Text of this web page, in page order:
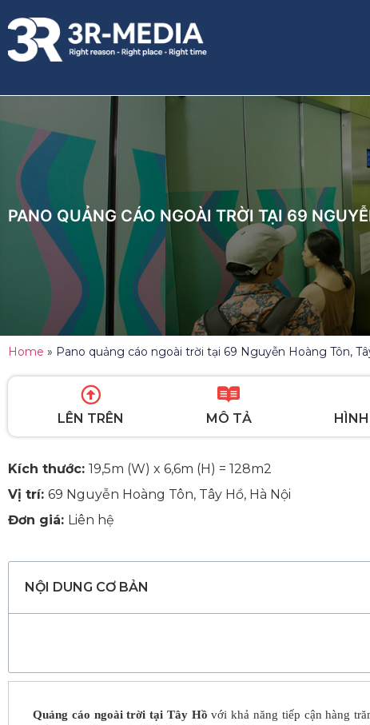
PANO QUẢNG CÁO NGOÀI TRỜI TẠI 69
Home » Pano quảng cáo ngoài trời tại 69 Nguyễn Hoàng Tôn,
LÊN TRÊN MÔ TẢ
Kích thước: 19,5m (W) x 6,6m (H) = 128m2
Vị trí: 69 Nguyễn Hoàng Tôn, Tây Hồ, Hà Nội
Đơn giá: Liên hệ
NỘI DUNG CƠ BẢN
Quảng cáo ngoài trời tại Tây Hồ với khả năng tiếp cận hàng